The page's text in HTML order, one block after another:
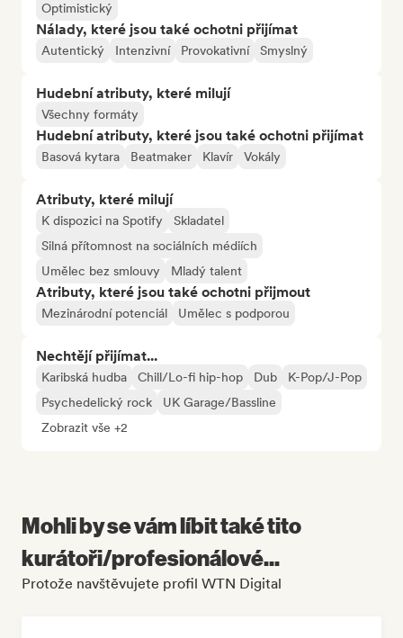
Optimistický
Nálady, které jsou také ochotni přijímat
Autentický Intenzivní Provokativní Smyslný
Hudební atributy, které milují
Všechny formáty
Hudební atributy, které jsou také ochotni přijímat
Basová kytara Beatmaker Klavír Vokály
Atributy, které milují
K dispozici na Spotify
Skladatel
Silná přítomnost na sociálních médiích
Umělec bez smlouvy
Mladý talent
Atributy, které jsou také ochotni přijmout
Mezinárodní potenciál Umělec s podporou
Nechtějí přijímat...
Karibská hudba Chill/Lo-fi hip-hop Dub
K-Pop/J-Pop
Psychedelický rock
UK Garage/Bassline
Zobrazit vše +2
Mohli by se vám líbit také tito
kurátoři/profesionálové...
Protože navštěvujete profil WTN Digital